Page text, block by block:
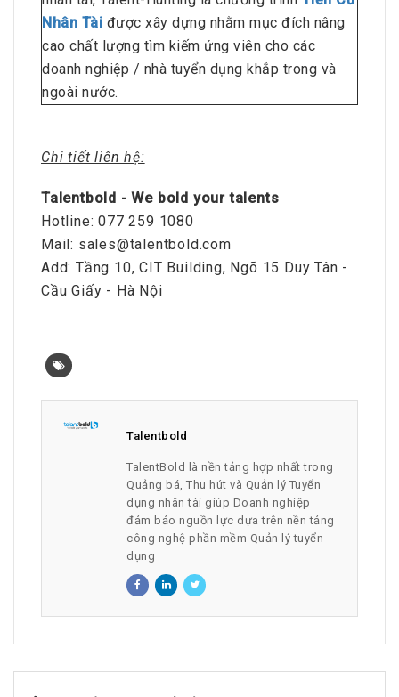
Nhân Tài được xây dựng nhằm mục đích nâng
cao chất lượng tìm kiếm ứng viên cho các
doanh nghiệp / nhà tuyển dụng khắp trong và
ngoài nước.
Chi tiết liên hệ:
Talentbold - We bold your talents
Hotline: 077 259 1080
Mail: sales@talentbold.com
Add: Tầng 10, CIT Building, Ngõ 15 Duy Tân -
Cầu Giấy - Hà Nội
Talentbold
TalentBold là nền tảng hợp nhất trong
Quảng bá, Thu hút và Quản lý Tuyển
dụng nhân tài giúp Doanh nghiệp
đảm bảo nguồn lực dựa trên nền tảng
công nghệ phần mềm Quản lý tuyển
dụng